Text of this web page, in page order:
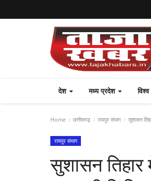
देश मध्य प्रदेश विश्व
Home छत्तीसगढ़ रायपुर संभाग सुशासन
रायपुर संभाग
सुशासन तिहार